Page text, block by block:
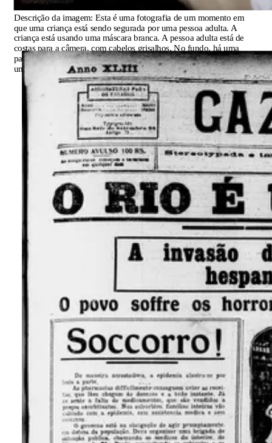
Descrição da imagem: Esta é uma fotografia de um momento em
que uma criança está sendo segurada por uma pessoa adulta. A
criança está usando uma máscara branca. A pessoa adulta está de
costas para a câmera, com cabelos grisalhos. No fundo, há uma
parede de tijolos e uma janela com cortina branca. À esquerda, há
uma figura indistinta, possivelmente outra pessoa.